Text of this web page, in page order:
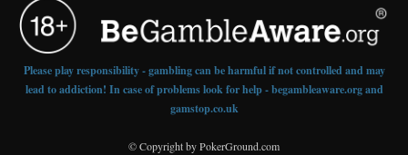
Please play responsibility - gambling can be harmful if not controlled and may
lead to addiction! In case of problems look for help - begambleaware.org and
gamstop.co.uk
© Copyright by PokerGround.com